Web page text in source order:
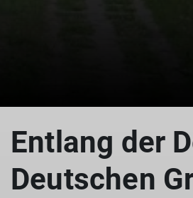
Entlang der
Deutschen